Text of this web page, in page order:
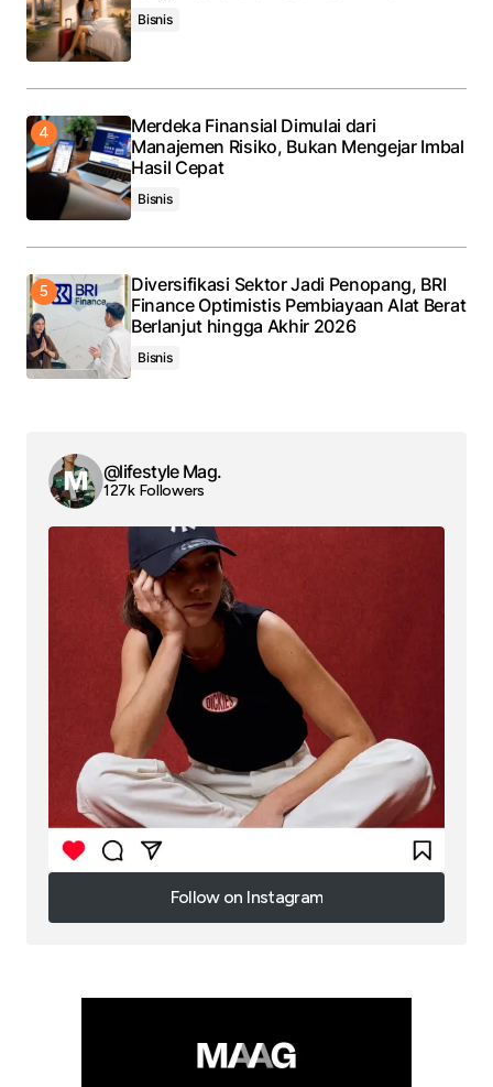
Bisnis
Merdeka Finansial Dimulai dari
Manajemen Risiko, Bukan Mengejar Imbal
Hasil Cepat
Bisnis
Diversifikasi Sektor Jadi Penopang, BRI
Finance Optimistis Pembiayaan Alat Berat
Berlanjut hingga Akhir 2026
Bisnis
@lifestyle Mag.
127k Followers
Follow on Instagram
Follow on Instagram